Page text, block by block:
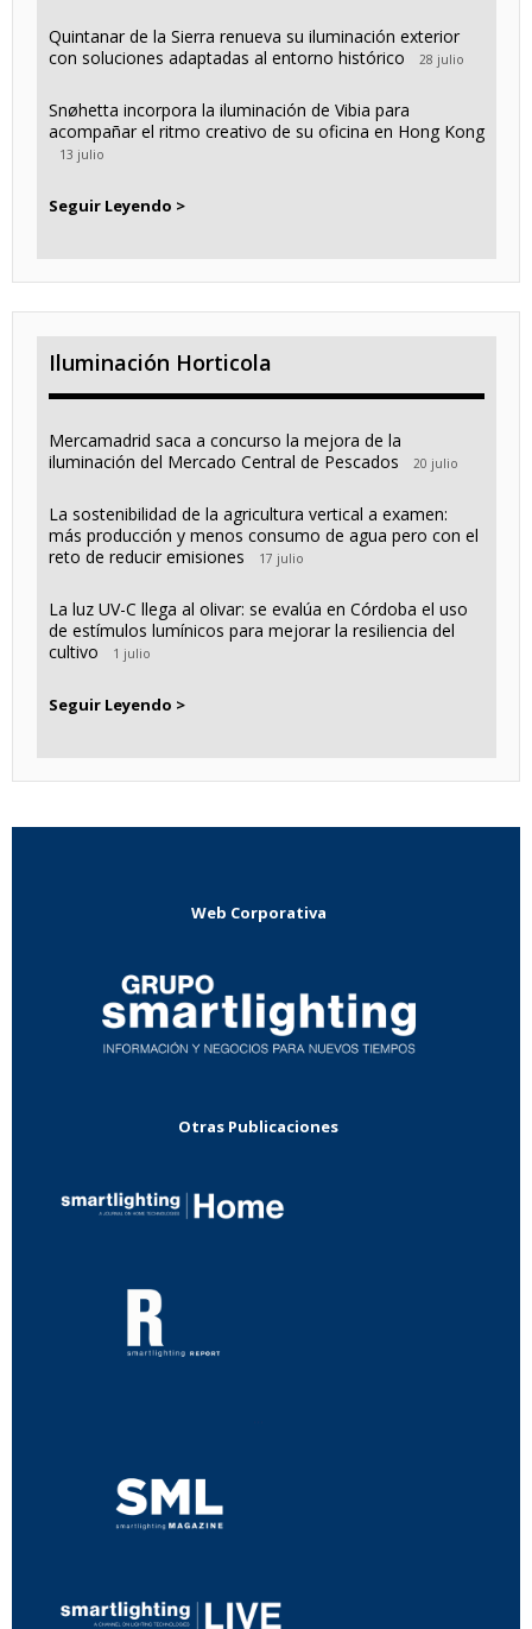
Quintanar de la Sierra renueva su iluminación exterior
con soluciones adaptadas al entorno histórico
28 julio
Snøhetta incorpora la iluminación de Vibia para
acompañar el ritmo creativo de su oficina en Hong Kong
13 julio
Seguir Leyendo >
Iluminación Horticola
Mercamadrid saca a concurso la mejora de la
iluminación del Mercado Central de Pescados
20 julio
La sostenibilidad de la agricultura vertical a examen:
más producción y menos consumo de agua pero con el
reto de reducir emisiones
17 julio
La luz UV-C llega al olivar: se evalúa en Córdoba el uso
de estímulos lumínicos para mejorar la resiliencia del
cultivo
1 julio
Seguir Leyendo >
Web Corporativa
Otras Publicaciones